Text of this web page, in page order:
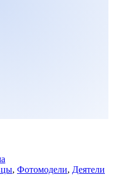
, Фотомодели, Деятели